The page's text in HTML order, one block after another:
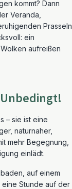
kommt? Dann
Veranda,
Prasseln
ein
aufreißen
– sie ist eine
naturnaher,
mehr Begegnung,
einlädt.
auf einem
eine Stunde auf der